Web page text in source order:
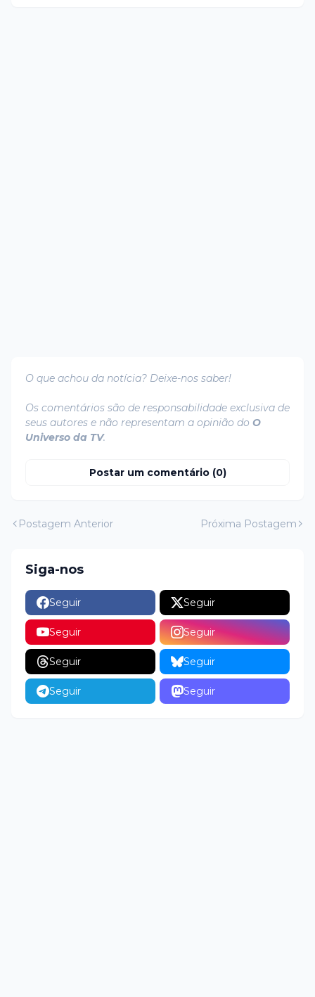
O que achou da notícia? Deixe-nos saber!
Os comentários são de responsabilidade exclusiva de
seus autores e não representam a opinião do O
Universo da TV.
Postar um comentário (0)
Postagem Anterior Próxima Postagem
Siga-nos
Seguir Seguir
Seguir Seguir
Seguir Seguir
Seguir Seguir